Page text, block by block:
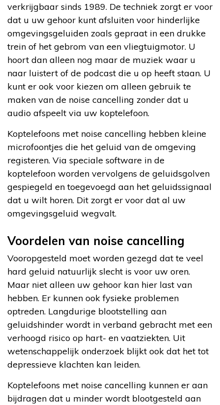
verkrijgbaar sinds 1989. De techniek zorgt er voor
dat u uw gehoor kunt afsluiten voor hinderlijke
omgevingsgeluiden zoals gepraat in een drukke
trein of het gebrom van een vliegtuigmotor. U
hoort dan alleen nog maar de muziek waar u
naar luistert of de podcast die u op heeft staan. U
kunt er ook voor kiezen om alleen gebruik te
maken van de noise cancelling zonder dat u
audio afspeelt via uw koptelefoon.
Koptelefoons met noise cancelling hebben kleine
microfoontjes die het geluid van de omgeving
registeren. Via speciale software in de
koptelefoon worden vervolgens de geluidsgolven
gespiegeld en toegevoegd aan het geluidssignaal
dat u wilt horen. Dit zorgt er voor dat al uw
omgevingsgeluid wegvalt.
Voordelen van noise cancelling
Vooropgesteld moet worden gezegd dat te veel
hard geluid natuurlijk slecht is voor uw oren.
Maar niet alleen uw gehoor kan hier last van
hebben. Er kunnen ook fysieke problemen
optreden. Langdurige blootstelling aan
geluidshinder wordt in verband gebracht met een
verhoogd risico op hart- en vaatziekten. Uit
wetenschappelijk onderzoek blijkt ook dat het tot
depressieve klachten kan leiden.
Koptelefoons met noise cancelling kunnen er aan
bijdragen dat u minder wordt blootgesteld aan